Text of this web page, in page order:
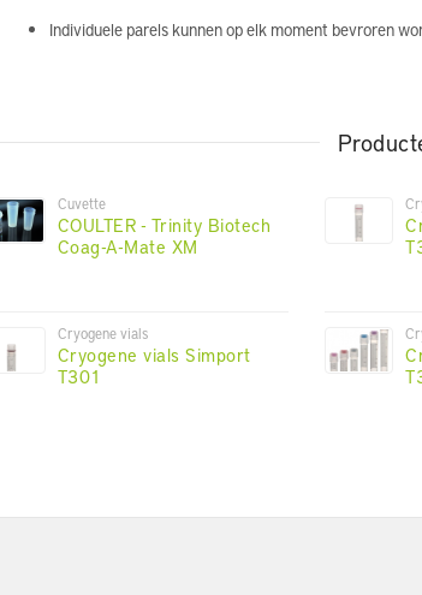
Individuele parels kunnen op elk moment bevroren
Cuvette
COULTER - Trinity Biotech
Coag-A-Mate XM
Cryogene vials
Cryogene vials Simport
T301